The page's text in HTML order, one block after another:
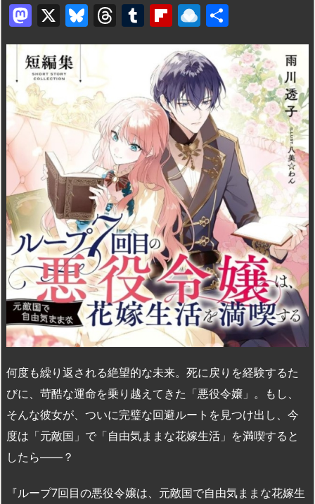
M
a
st
o
d
o
n
X
Bl
u
s
k
y
T
hr
d
s
T
u
m
bl
r
Fl
ip
b
o
ar
d
R
ai
n
dr
o
p.
io
有
何度も繰り返される絶望的な未来。死に戻りを経験するた
びに、苛酷な運命を乗り越えてきた「悪役令嬢」。もし、
そんな彼女が、ついに完璧な回避ルートを見つけ出し、今
度は「元敵国」で「自由気ままな花嫁生活」を満喫すると
したら――？
『ループ7回目の悪役令嬢は、元敵国で自由気ままな花嫁生